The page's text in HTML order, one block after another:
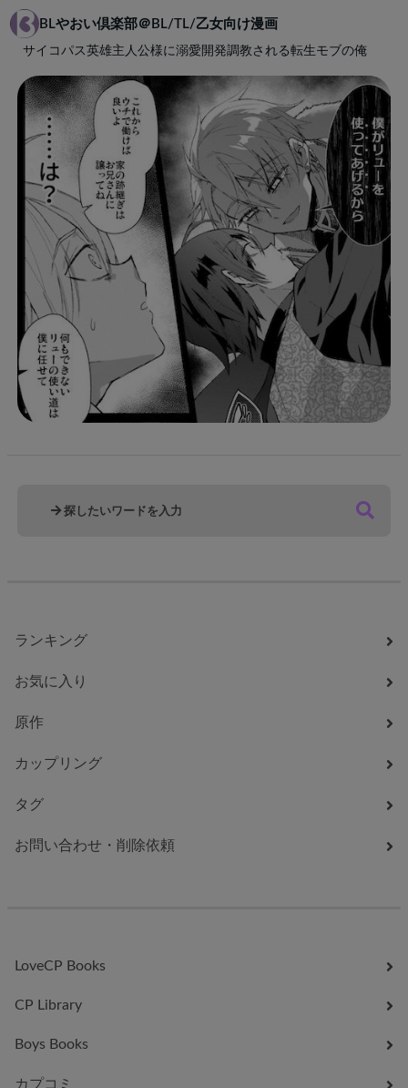
BLやおい倶楽部＠BL/TL/乙女向け漫画
サイコパス英雄主人公様に溺愛開発調教される転生モブの俺
ランキング
お気に入り
原作
カップリング
タグ
お問い合わせ・削除依頼
LoveCP Books
CP Library
Boys Books
カプコミ